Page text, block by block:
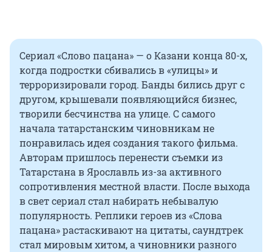
Сериал «Слово пацана» — о Казани конца 80-х,
когда подростки сбивались в «улицы» и
терроризировали город. Банды бились друг с
другом, крышевали появляющийся бизнес,
творили бесчинства на улице. С самого
начала татарстанским чиновникам не
понравилась идея создания такого фильма.
Авторам пришлось перенести съемки из
Татарстана в Ярославль из-за активного
сопротивления местной власти. После выхода
в свет сериал стал набирать небывалую
популярность. Реплики героев из «Слова
пацана» растаскивают на цитаты, саундтрек
стал мировым хитом, а чиновники разного